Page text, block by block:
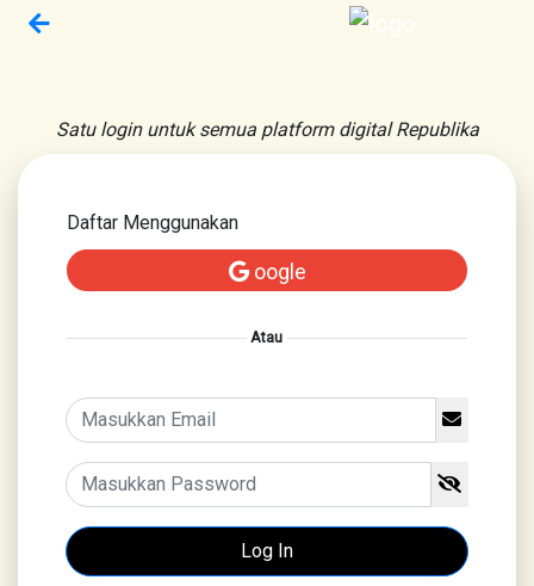
Satu login untuk semua platform digital Republika
Daftar Menggunakan
oogle
Atau